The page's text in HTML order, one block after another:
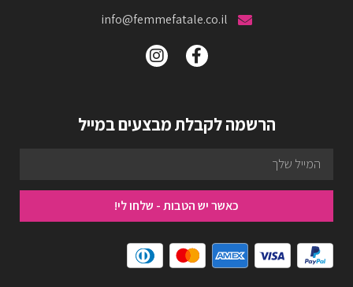
info@femmefatale.co.il
הרשמה לקבלת מבצעים במייל
כאשר יש הטבות - שלחו לי!